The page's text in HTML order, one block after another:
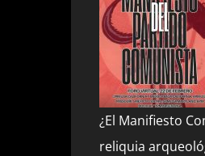
¿El Manifiesto
reliquia